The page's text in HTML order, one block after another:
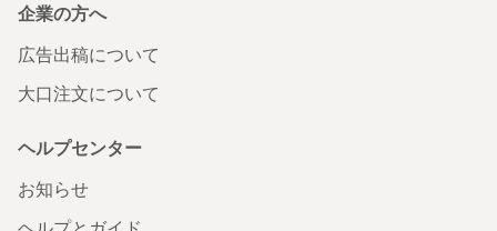
企業の方へ
広告出稿について
大口注文について
ヘルプセンター
お知らせ